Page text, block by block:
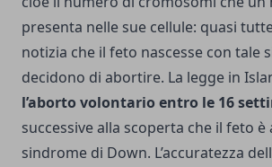
presenta nelle sue cellule: quasi
notizia che il feto nascesse con tale
decidono di abortire. La legge in
l’aborto volontario entro le 16
successive alla scoperta che il feto
sindrome di Down. L’accuratezza